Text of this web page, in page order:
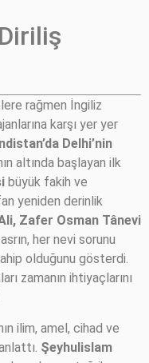
rağmen İngiliz
karşı yer yer
Delhi’nin
altında başlayan ilk
büyük fakih ve
yeniden derinlik
Zafer Osman Tânevi
her nevi sorunu
olduğunu gösterdi.
zamanın ihtiyaçlarını
ilim, amel, cihad ve
Şeyhulislam